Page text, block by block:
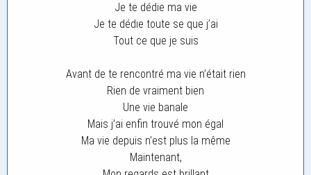
Je te dédie ma vie
Je te dédie toute se que j’ai
Tout ce que je suis
Avant de te rencontré ma vie n’était rien
Rien de vraiment bien
Une vie banale
Mais j’ai enfin trouvé mon égal
Ma vie depuis n’est plus la même
Maintenant,